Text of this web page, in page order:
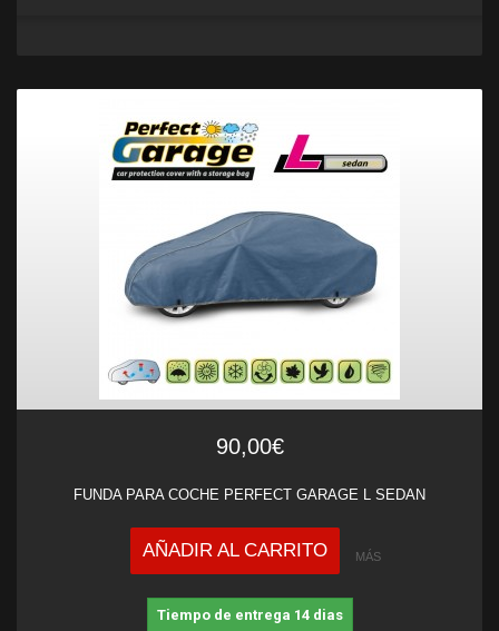
90,00€
FUNDA PARA COCHE PERFECT GARAGE L SEDAN
AÑADIR AL CARRITO MÁS
Tiempo de entrega 14 dias